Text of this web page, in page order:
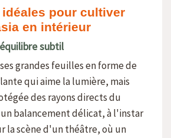
pour cultiver
en intérieur
subtil
ses grandes feuilles en forme de
qui aime la lumière, mais
des rayons directs du
balancement délicat, à l'instar
la scène d'un théâtre, où un